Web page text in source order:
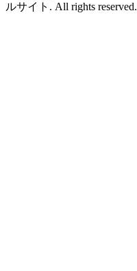
ルサイト. All rights reserved.